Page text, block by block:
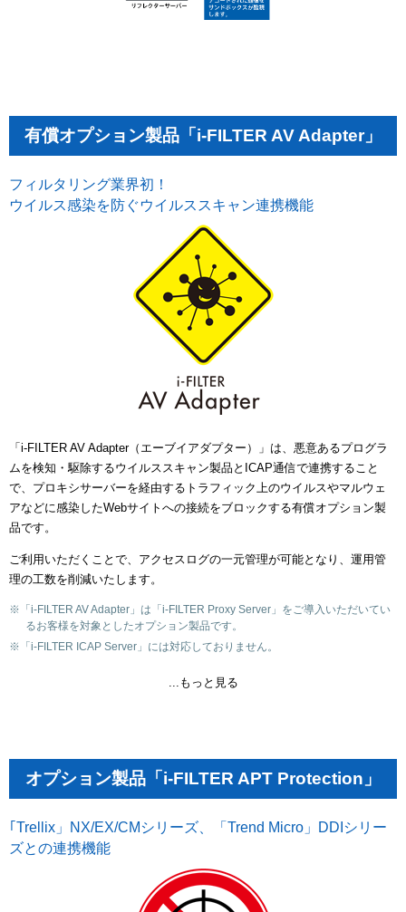
有償オプション製品「i-FILTER AV Adapter」
フィルタリング業界初！
ウイルス感染を防ぐウイルススキャン連携機能
「i-FILTER AV Adapter（エーブイアダプター）」は、悪意あるプログラ
ムを検知・駆除するウイルススキャン製品とICAP通信で連携すること
で、プロキシサーバーを経由するトラフィック上のウイルスやマルウェ
アなどに感染したWebサイトへの接続をブロックする有償オプション製
品です。
ご利用いただくことで、アクセスログの一元管理が可能となり、運用管
理の工数を削減いたします。
※「i-FILTER AV Adapter」は「i-FILTER Proxy Server」をご導入いただいてい
るお客様を対象としたオプション製品です。
※「i-FILTER ICAP Server」には対応しておりません。
...もっと見る
オプション製品「i-FILTER APT Protection」
｢Trellix」NX/EX/CMシリーズ、「Trend Micro」DDIシリー
ズとの連携機能